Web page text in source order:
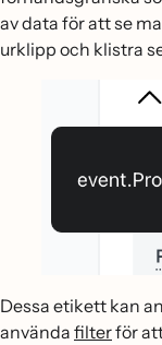
av data för att se
urklipp och klistra
Dessa etikett kan
använda filterför